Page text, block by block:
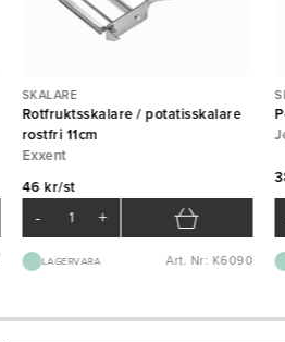
SKALARE
Rotfruktsskalare / potatisskalare
rostfri 11cm
Exxent
46 kr/st
- +
LAGERVARA Art. Nr: K6090